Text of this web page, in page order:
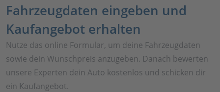
Fahrzeugdaten eingeben und
Kaufangebot erhalten
Nutze das online Formular, um deine Fahrzeugdaten
sowie dein Wunschpreis anzugeben. Danach bewerten
unsere Experten dein Auto kostenlos und schicken dir
ein Kaufangebot.